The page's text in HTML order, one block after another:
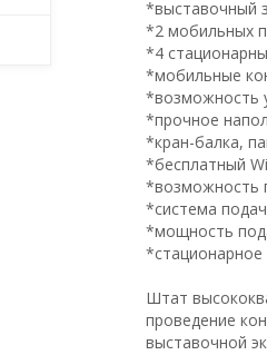
*выставочный
*2 мобильных
*4
*мобильные
*возможность
*прочное
*кран-балка,
*бесплатный
*возможность
*система
*мощность
Штат
проведение
выставочной